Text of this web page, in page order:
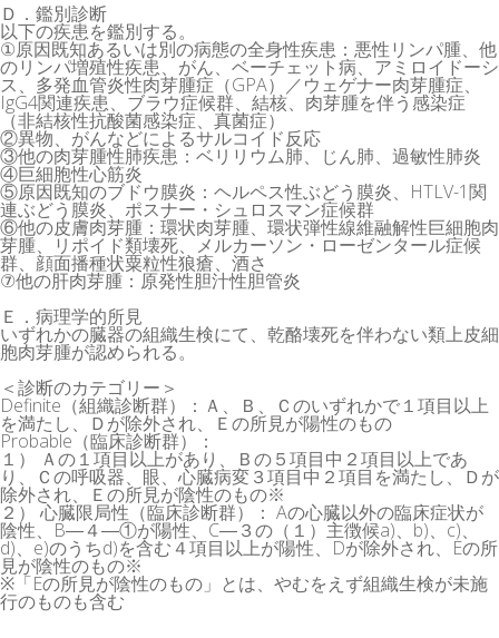
Ｄ．鑑別診断
以下の疾患を鑑別する。
①原因既知あるいは別の病態の全身性疾患：悪性リンパ腫、他
のリンパ増殖性疾患、がん、ベーチェット病、アミロイドーシ
ス、多発血管炎性肉芽腫症（GPA）／ウェゲナー肉芽腫症、
IgG4関連疾患、ブラウ症候群、結核、肉芽腫を伴う感染症
（非結核性抗酸菌感染症、真菌症）
②異物、がんなどによるサルコイド反応
③他の肉芽腫性肺疾患：ベリリウム肺、じん肺、過敏性肺炎
④巨細胞性心筋炎
⑤原因既知のブドウ膜炎：ヘルペス性ぶどう膜炎、HTLV-1関
連ぶどう膜炎、ポスナー・シュロスマン症候群
⑥他の皮膚肉芽腫：環状肉芽腫、環状弾性線維融解性巨細胞肉
芽腫、リポイド類壊死、メルカーソン・ローゼンタール症候
群、顔面播種状粟粒性狼瘡、酒さ
⑦他の肝肉芽腫：原発性胆汁性胆管炎
Ｅ．病理学的所見
いずれかの臓器の組織生検にて、乾酪壊死を伴わない類上皮細
胞肉芽腫が認められる。
＜診断のカテゴリー＞
Definite（組織診断群）：Ａ、Ｂ、Ｃのいずれかで１項目以上
を満たし、Ｄが除外され、Ｅの所見が陽性のもの
Probable（臨床診断群）：
１） Ａの１項目以上があり、Ｂの５項目中２項目以上であ
り、Ｃの呼吸器、眼、心臓病変３項目中２項目を満たし、Ｄが
除外され、Ｅの所見が陰性のもの※
２） 心臓限局性（臨床診断群）： Aの心臓以外の臨床症状が
陰性、B―４―①が陽性、C―３の（１）主徴候a)、b)、c)、
d)、e)のうちd)を含む４項目以上が陽性、Dが除外され、Eの所
見が陰性のもの※
※「Eの所見が陰性のもの」とは、やむをえず組織生検が未施
行のものも含む